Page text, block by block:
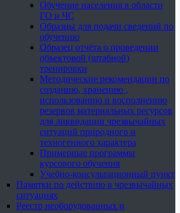
Обучение населения в области
ГО и ЧС
Образцы для подачи сведений по
обучению
Образец отчёта о проведении
объектовой (штабной)
тренировки
Методические рекомендации по
созданию, хранению ,
использованию и восполнению
резервов материальных ресурсов
для ликвидации чрезвычайных
ситуаций природного и
техногенного характера
Примерные программы
курсового обучения
Учебно-консультационный пункт
Памятки по действию в чрезвычайных
ситуациях
Реестр необорудованных и